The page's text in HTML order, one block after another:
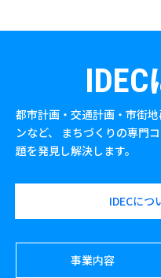
IDEC
都市計画・交通計画・市街
ンなど、 まちづくりの専門
題を発見し解決します。
IDECに
事業内容